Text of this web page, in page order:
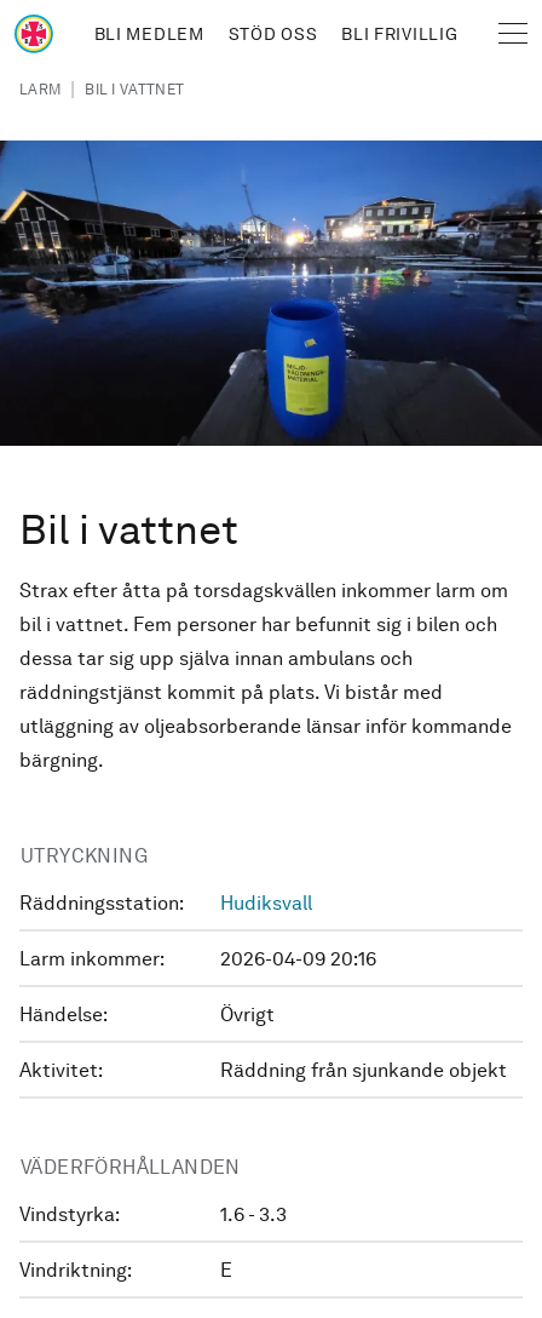
Hoppa till huvudinnehåll
BLI MEDLEM STÖD OSS BLI FRIVILLIG
Länkstig
LARM | BIL I VATTNET
Bil i vattnet
Strax efter åtta på torsdagskvällen inkommer larm om
bil i vattnet. Fem personer har befunnit sig i bilen och
dessa tar sig upp själva innan ambulans och
räddningstjänst kommit på plats. Vi bistår med
utläggning av oljeabsorberande länsar inför kommande
bärgning.
UTRYCKNING
Räddningsstation: Hudiksvall
Larm inkommer: 2026-04-09 20:16
Händelse: Övrigt
Aktivitet: Räddning från sjunkande objekt
VÄDERFÖRHÅLLANDEN
Vindstyrka: 1.6 - 3.3
Vindriktning: E